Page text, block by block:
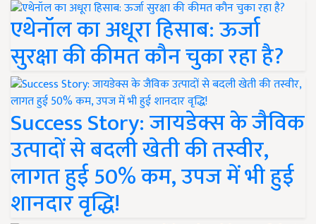
एथेनॉल का अधूरा हिसाब: ऊर्जा
सुरक्षा की कीमत कौन चुका रहा है?
Success Story: जायडेक्स के जैविक
उत्पादों से बदली खेती की तस्वीर,
लागत हुई 50% कम, उपज में भी हुई
शानदार वृद्धि!